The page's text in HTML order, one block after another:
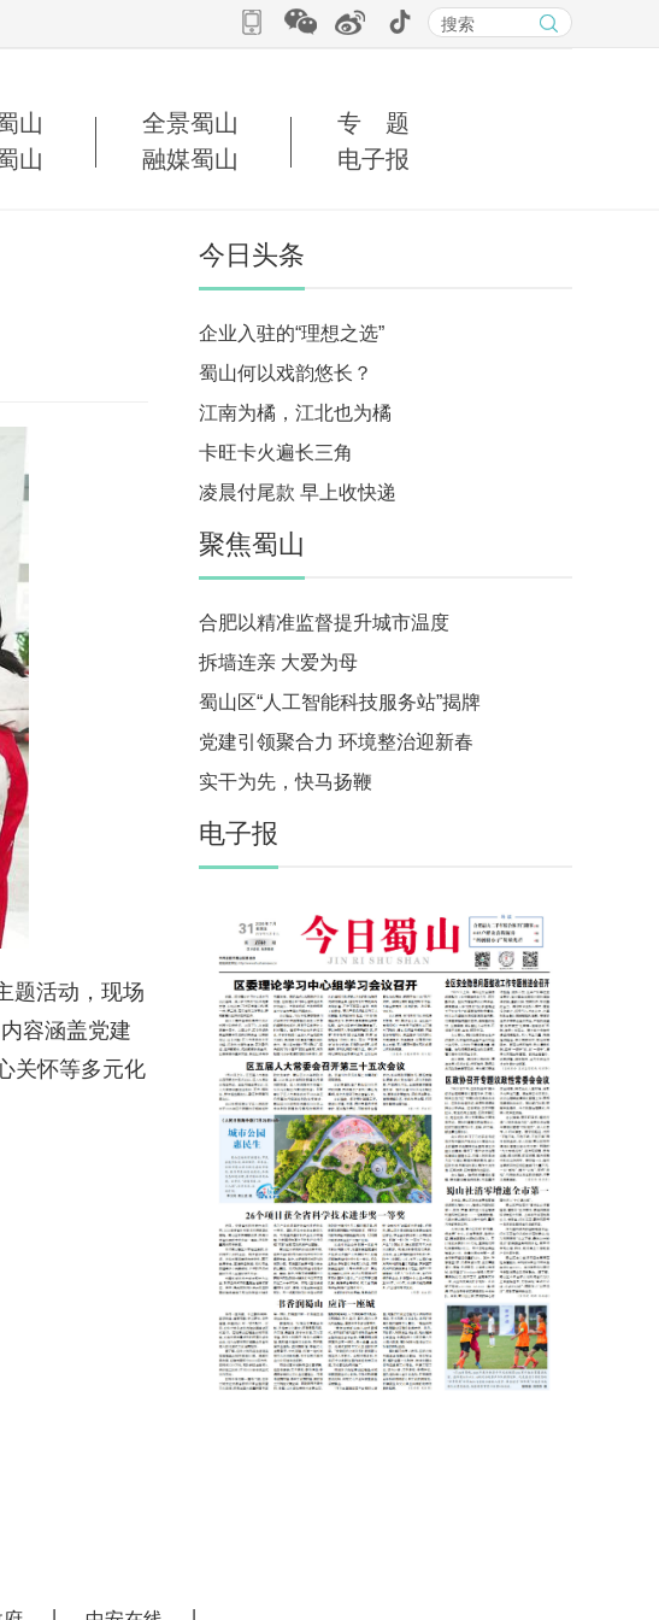
山 全景蜀山
专 题
山 融媒蜀山 电子报
题活动，现场
容涵盖党建
关怀等多元化
今日头条
企业入驻的“理想之选”
蜀山何以戏韵悠长？
江南为橘，江北也为橘
卡旺卡火遍长三角
凌晨付尾款 早上收快递
聚焦蜀山
合肥以精准监督提升城市温度
拆墙连亲 大爱为母
蜀山区“人工智能科技服务站”揭牌
党建引领聚合力 环境整治迎新春
实干为先，快马扬鞭
电子报